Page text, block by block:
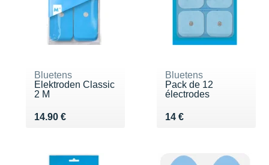
Bluetens
Elektroden Classic
2 M
14.90 €
Vendu 14.90 €
Bluetens
Pack de 12
électrodes
14 €
Vendu 14 €